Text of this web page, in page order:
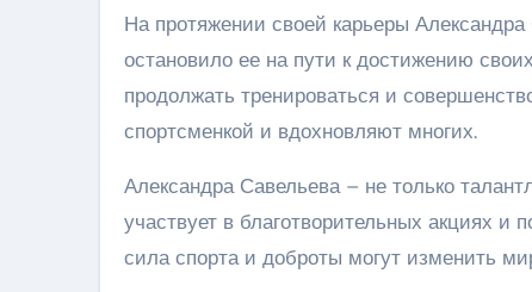
На протяжении своей карьеры
остановило ее на пути к достижению
продолжать тренироваться и
спортсменкой и вдохновляют многих.
Александра Савельева – не только
участвует в благотворительных акциях
сила спорта и доброты могут изменить